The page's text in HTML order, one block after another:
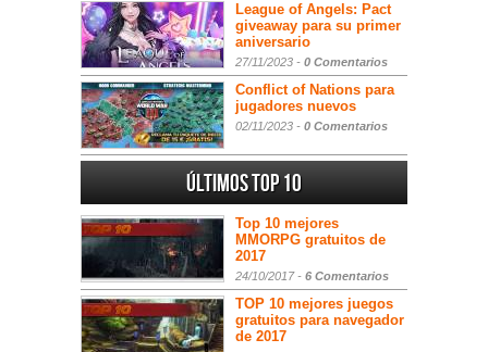
League of Angels: Pact
giveaway para su primer
aniversario
27/11/2023 - 0 Comentarios
Conflict of Nations para
jugadores nuevos
02/11/2023 - 0 Comentarios
Últimos Top 10
Top 10 mejores
MMORPG gratuitos de
2017
24/10/2017 - 6 Comentarios
TOP 10 mejores juegos
gratuitos para navegador
de 2017